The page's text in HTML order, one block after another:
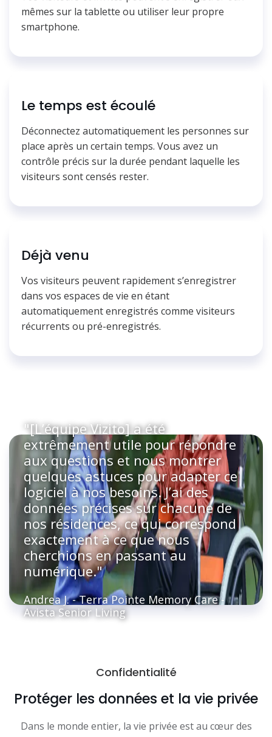
mêmes sur la tablette ou utiliser leur propre
smartphone.
Le temps est écoulé
Déconnectez automatiquement les personnes sur
place après un certain temps. Vous avez un
contrôle précis sur la durée pendant laquelle les
visiteurs sont censés rester.
Déjà venu
Vos visiteurs peuvent rapidement s’enregistrer
dans vos espaces de vie en étant
automatiquement enregistrés comme visiteurs
récurrents ou pré-enregistrés.
"[L’équipe Vizito] a été
extrêmement utile pour répondre
aux questions et nous montrer
quelques astuces pour adapter ce
logiciel à nos besoins. J’ai des
données précises sur chacune de
nos résidences, ce qui correspond
exactement à ce que nous
cherchions en passant au
numérique."
Andrea J. - Terra Pointe Memory Care -
Avista Senior Living
Confidentialité
Protéger les données et la vie privée
Dans le monde entier, la vie privée est au cœur des